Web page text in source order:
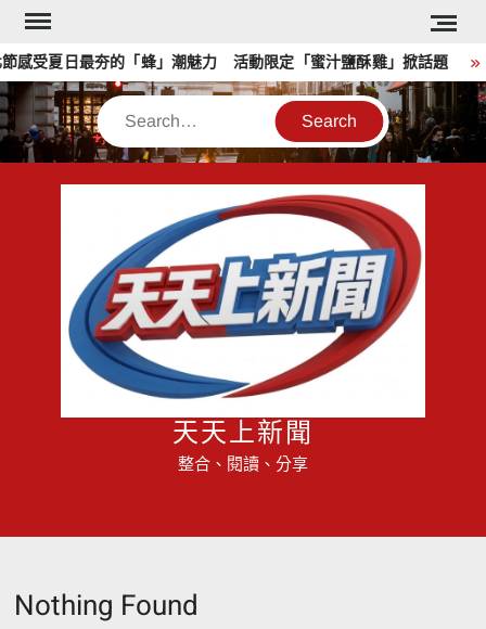
Skip
content
受夏日最夯的「蜂」潮魅力 活動限定「蜜汁鹽酥雞」掀話題
Search
天天上新聞
整合、閱讀、分享
Nothing Found